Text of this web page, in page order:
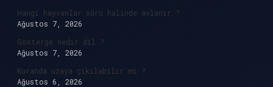
Hangi hayvanlar sürü halinde avlanır ?
Ağustos 7, 2026
Gösterge nedir dil ?
Ağustos 7, 2026
Kuranda uzaya çıkılabilir mi ?
Ağustos 6, 2026